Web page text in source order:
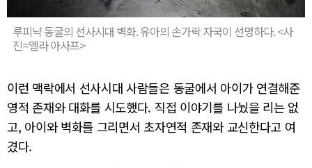
루피냑 동굴의 선사시대 벽화. 유아의 손가락 자국이 선명하다. <사
진=엘라 아사프>
이런 맥락에서 선사시대 사람들은 동굴에서 아이가 연결해준
영적 존재와 대화를 시도했다. 직접 이야기를 나눴을 리는 없
고, 아이와 벽화를 그리면서 초자연적 존재와 교신한다고 여
겼다.